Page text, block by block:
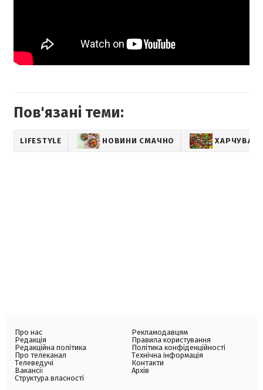
Пов'язані теми:
LIFESTYLE НОВИНИ СМАЧНО
Про нас
Редакція
Редакційна політика
Про телеканал
Телеведучі
Вакансії
Структура власності
Рекламодавцям
Правила користування
Політика конфіденційності
Технічна інформація
Контакти
Архів